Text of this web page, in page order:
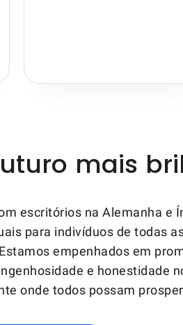
mais
escritórios na Alemanha e
para indivíduos de todas
empenhados em
e honestidade
onde todos possam